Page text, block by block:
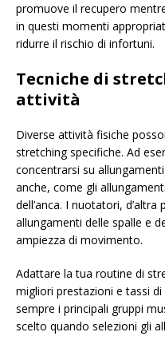
promuove il recupero
in questi momenti
ridurre il rischio di infortuni.
Tecniche di
attività
Diverse attività fisiche
stretching specifiche. Ad
concentrarsi su
anche, come gli
dell’anca. I nuotatori,
allungamenti delle spalle e
ampiezza di movimento.
Adattare la tua routine di
migliori prestazioni e tassi
sempre i principali gruppi
scelto quando selezioni gli